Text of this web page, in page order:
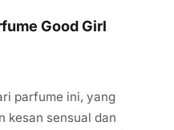
Good Girl
parfume ini, yang
kesan sensual dan